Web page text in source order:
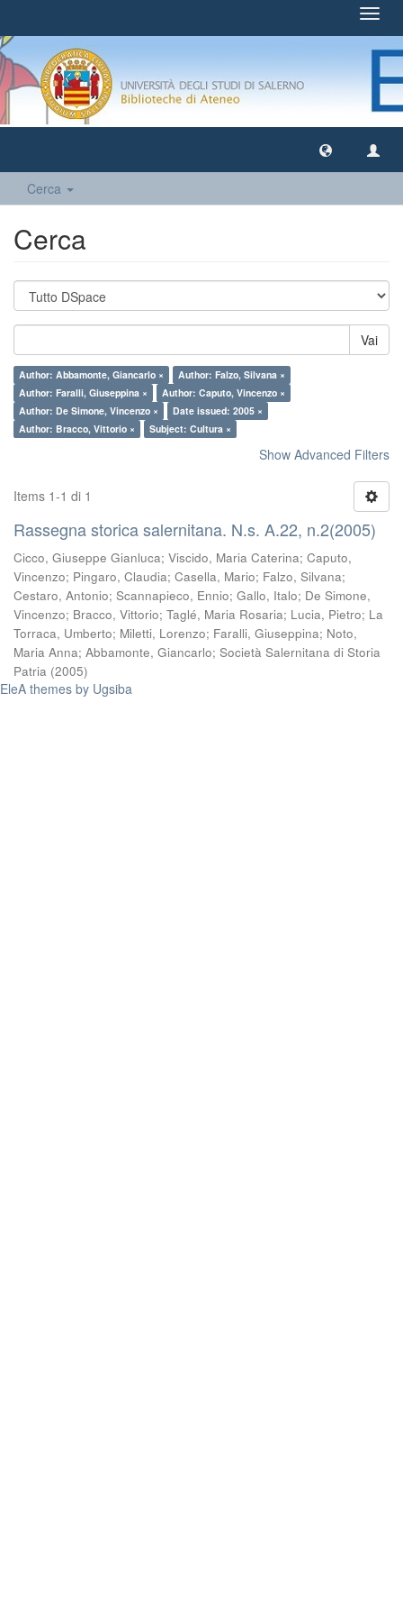
Cerca
Cerca
Vai
Author: Abbamonte, Giancarlo ×
Author: Falzo, Silvana ×
Author: Faralli, Giuseppina ×
Author: Caputo, Vincenzo ×
Author: De Simone, Vincenzo ×
Date issued: 2005 ×
Author: Bracco, Vittorio ×
Subject: Cultura ×
Show Advanced Filters
Items 1-1 di 1
Rassegna storica salernitana. N.s. A.22, n.2(2005)
Cicco, Giuseppe Gianluca; Viscido, Maria Caterina; Caputo,
Vincenzo; Pingaro, Claudia; Casella, Mario; Falzo, Silvana;
Cestaro, Antonio; Scannapieco, Ennio; Gallo, Italo; De Simone,
Vincenzo; Bracco, Vittorio; Taglé, Maria Rosaria; Lucia, Pietro; La
Torraca, Umberto; Miletti, Lorenzo; Faralli, Giuseppina; Noto,
Maria Anna; Abbamonte, Giancarlo; Società Salernitana di Storia
Patria (2005)
EleA themes by Ugsiba